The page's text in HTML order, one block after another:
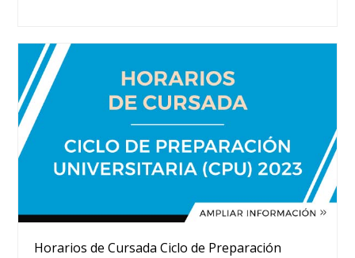
Horarios de Cursada Ciclo de Preparación